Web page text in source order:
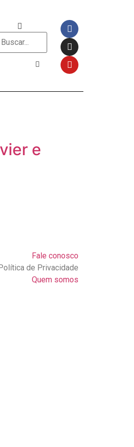
e
Fale conosco
Política de Privacidade
Quem somos